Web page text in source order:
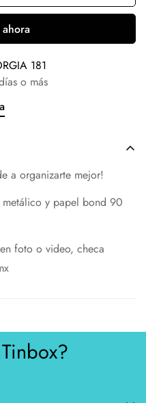
181
o más
a organizarte mejor!
y papel bond 90
foto o video, checa